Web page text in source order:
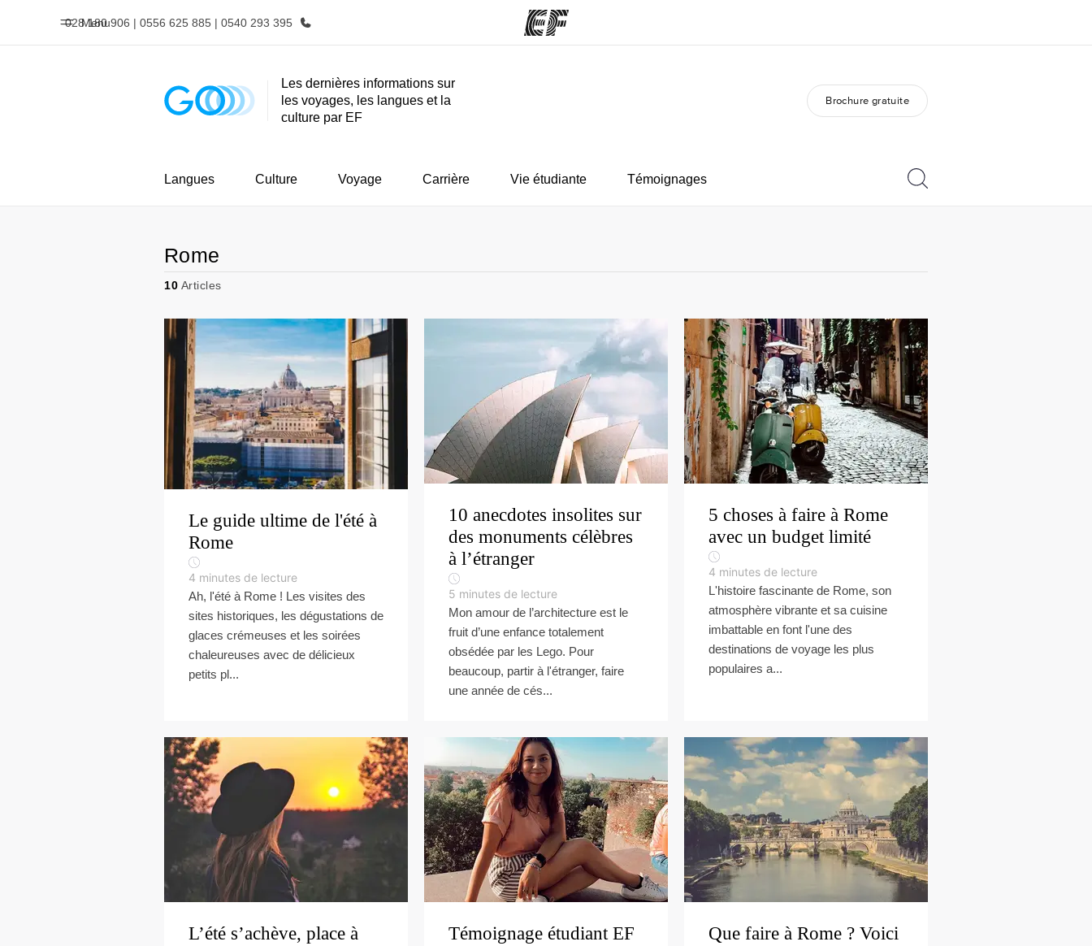
Menu
028 180 906 | 0556 625 885 | 0540 293 395
Accueil Programmes
Nos offres
EF recrute
Les dernières informations sur
les voyages, les langues et la
culture par EF
Brochure gratuite
Langues Culture Voyage Carrière Vie étudiante Témoignages
Rome
10 Articles
Le guide ultime de l'été à
Rome
4 minutes de lecture
Ah, l'été à Rome ! Les visites des
sites historiques, les dégustations de
glaces crémeuses et les soirées
chaleureuses avec de délicieux
petits pl...
10 anecdotes insolites sur
des monuments célèbres
à l’étranger
5 minutes de lecture
Mon amour de l’architecture est le
fruit d’une enfance totalement
obsédée par les Lego. Pour
beaucoup, partir à l'étranger, faire
une année de cés...
5 choses à faire à Rome
avec un budget limité
4 minutes de lecture
L'histoire fascinante de Rome, son
atmosphère vibrante et sa cuisine
imbattable en font l'une des
destinations de voyage les plus
populaires a...
L’été s’achève, place à
Témoignage étudiant EF
Que faire à Rome ? Voici